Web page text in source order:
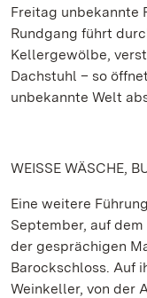
Freitag unbekannte
Rundgang führt
Kellergewölbe,
Dachstuhl – so
unbekannte Welt
WEISSE WÄSCHE,
Eine weitere
September, auf
der gesprächigen
Barockschloss. Auf
Weinkeller, von der